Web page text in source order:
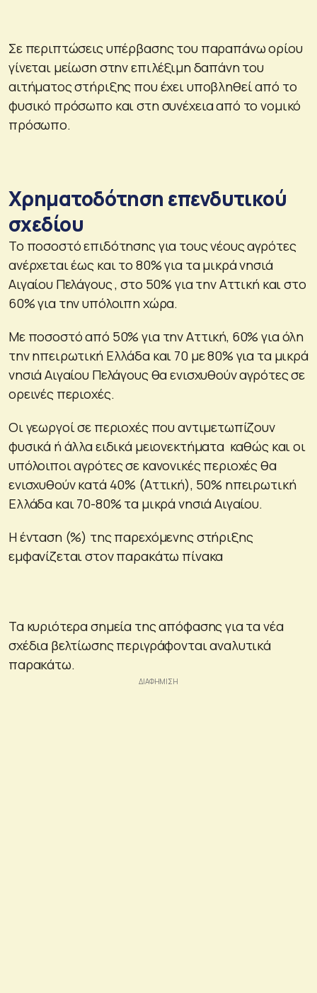
Σε περιπτώσεις υπέρβασης του παραπάνω ορίου
γίνεται μείωση στην επιλέξιμη δαπάνη του
αιτήματος στήριξης που έχει υποβληθεί από το
φυσικό πρόσωπο και στη συνέχεια από το νομικό
πρόσωπο.
Χρηματοδότηση επενδυτικού
σχεδίου
Το ποσοστό επιδότησης για τους νέους αγρότες
ανέρχεται έως και το 80% για τα μικρά νησιά
Αιγαίου Πελάγους , στο 50% για την Αττική και στο
60% για την υπόλοιπη χώρα.
Με ποσοστό από 50% για την Αττική, 60% για όλη
την ηπειρωτική Ελλάδα και 70 με 80% για τα μικρά
νησιά Αιγαίου Πελάγους θα ενισχυθούν αγρότες σε
ορεινές περιοχές.
Οι γεωργοί σε περιοχές που αντιμετωπίζουν
φυσικά ή άλλα ειδικά μειονεκτήματα καθώς και οι
υπόλοιποι αγρότες σε κανονικές περιοχές θα
ενισχυθούν κατά 40% (Αττική), 50% ηπειρωτική
Ελλάδα και 70-80% τα μικρά νησιά Αιγαίου.
Η ένταση (%) της παρεχόμενης στήριξης
εμφανίζεται στον παρακάτω πίνακα
Τα κυριότερα σημεία της απόφασης για τα νέα
σχέδια βελτίωσης περιγράφονται αναλυτικά
παρακάτω.